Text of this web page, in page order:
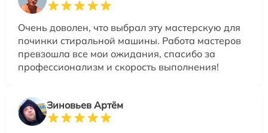
Очень доволен, что выбрал эту мастерскую для
починки стиральной машины. Работа мастеров
превзошла все мои ожидания, спасибо за
профессионализм и скорость выполнения!
Зиновьев Артём